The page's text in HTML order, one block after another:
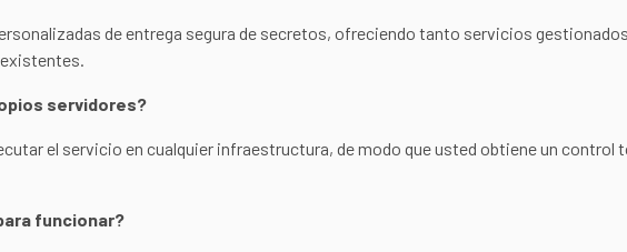
de entrega segura de secretos, ofreciendo tanto servicios
servidores?
el servicio en cualquier infraestructura, de modo que usted obtiene un control
funcionar?